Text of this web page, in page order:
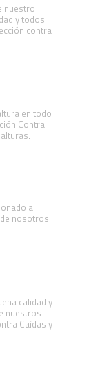
nuestro
y todos
contra
en todo
Contra
a
nosotros
calidad y
nuestros
Caídas y